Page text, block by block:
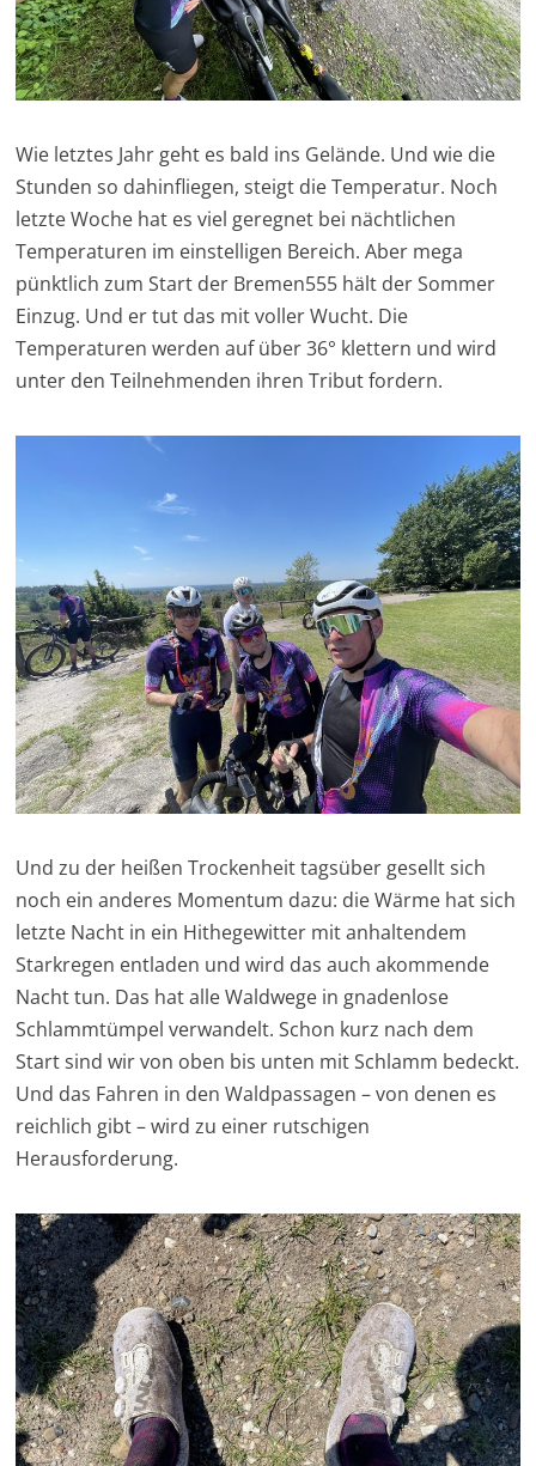
Wie letztes Jahr geht es bald ins Gelände. Und wie die
Stunden so dahinfliegen, steigt die Temperatur. Noch
letzte Woche hat es viel geregnet bei nächtlichen
Temperaturen im einstelligen Bereich. Aber mega
pünktlich zum Start der Bremen555 hält der Sommer
Einzug. Und er tut das mit voller Wucht. Die
Temperaturen werden auf über 36° klettern und wird
unter den Teilnehmenden ihren Tribut fordern.
Und zu der heißen Trockenheit tagsüber gesellt sich
noch ein anderes Momentum dazu: die Wärme hat sich
letzte Nacht in ein Hithegewitter mit anhaltendem
Starkregen entladen und wird das auch akommende
Nacht tun. Das hat alle Waldwege in gnadenlose
Schlammtümpel verwandelt. Schon kurz nach dem
Start sind wir von oben bis unten mit Schlamm bedeckt.
Und das Fahren in den Waldpassagen – von denen es
reichlich gibt – wird zu einer rutschigen
Herausforderung.